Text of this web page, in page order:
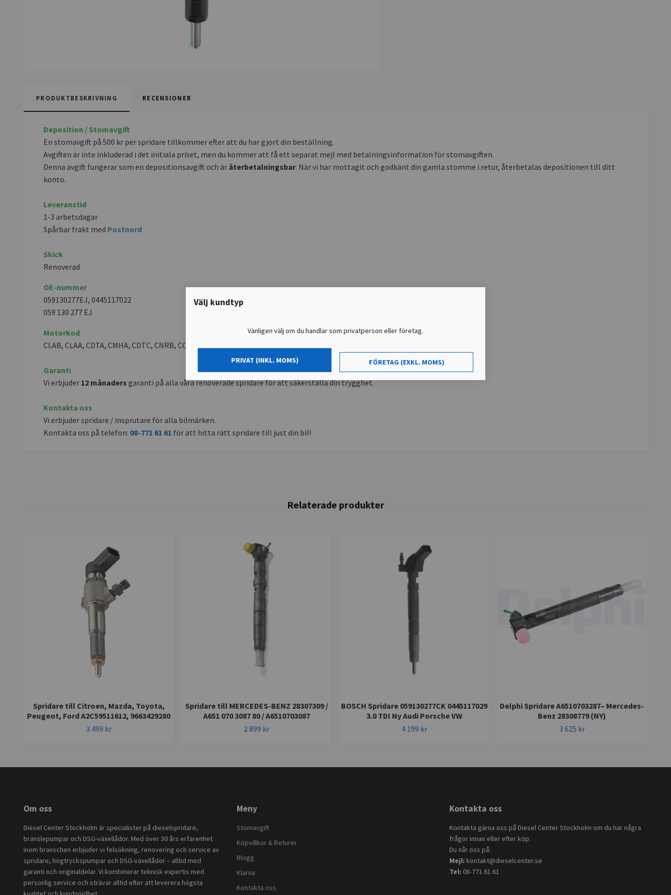
Välj kundtyp
Vänligen välj om du handlar som privatperson eller företag.
PRIVAT (INKL. MOMS) FÖRETAG (EXKL. MOMS)
PRODUKTBESKRIVNING RECENSIONER
Deposition / Stomavgift
En stomavgift på 500 kr per spridare tillkommer efter att du har gjort din beställning.
Avgiften är inte inkluderad i det initiala priset, men du kommer att få ett separat mejl med betalningsinformation för stomavgiften.
Denna avgift fungerar som en depositionsavgift och är återbetalningsbar. När vi har mottagit och godkänt din gamla stomme i retur, återbetalas depositionen till ditt
konto.
Leveranstid
1-3 arbetsdagar
Spårbar frakt med Postnord
Skick
Renoverad
OE-nummer
059130277EJ, 0445117022
059 130 277 EJ
Motorkod
CLAB, CLAA, CDTA, CMHA, CDTC, CNRB, CCMA, CJGD, CRCA
Garanti
Vi erbjuder 12 månaders garanti på alla våra renoverade spridare för att säkerställa din trygghet.
Kontakta oss
Vi erbjuder spridare / insprutare för alla bilmärken.
Kontakta oss på telefon: 08-771 61 61 för att hitta rätt spridare till just din bil!
Spridare till Citroen, Mazda, Toyota,
Peugeot, Ford A2C59511612, 9663429280
3 499 kr
Spridare till MERCEDES-BENZ 28307309 /
A651 070 3087 80 / A6510703087
2 899 kr
BOSCH Spridare 059130277CK 0445117029
3.0 TDI Ny Audi Porsche VW
4 199 kr
Delphi Spridare A6510703287– Mercedes-
Benz 28308779 (NY)
3 625 kr
Om oss
Diesel Center Stockholm är specialister på dieselspridare,
bränslepumpar och DSG-växellådor. Med över 30 års erfarenhet
inom branschen erbjuder vi felsökning, renovering och service av
spridare, högtryckspumpar och DSG-växellådor – alltid med
garanti och originaldelar. Vi kombinerar teknisk expertis med
personlig service och strävar alltid efter att leverera högsta
Meny
Stomavgift
Köpvillkor & Returer
Blogg
Klarna
Kontakta oss
Kontakta oss
Kontakta gärna oss på Diesel Center Stockholm om du har några
frågor innan eller efter köp.
Du når oss på:
Mejl: kontakt@dieselcenter.se
Tel: 08-771 61 61